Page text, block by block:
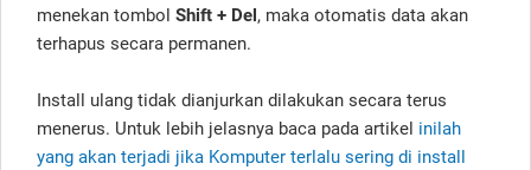
menekan tombol Shift + Del , maka otomatis data akan
terhapus secara permanen.
Install ulang tidak dianjurkan dilakukan secara terus
menerus. Untuk lebih jelasnya baca pada artikel inilah
yang akan terjadi jika Komputer terlalu sering di install